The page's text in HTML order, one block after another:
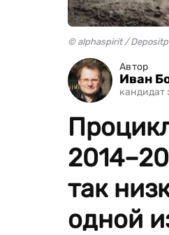
© alphaspirit /
Автор
Иван
кандидат
так
одной